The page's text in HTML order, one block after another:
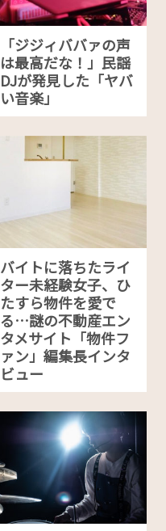
「ジジィババァの声
は最高だな！」民謡
DJが発見した「ヤバ
い音楽」
バイトに落ちたライ
ター未経験女子、ひ
たすら物件を愛で
る…謎の不動産エン
タメサイト「物件フ
ァン」編集長インタ
ビュー